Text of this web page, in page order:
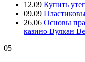
12.09 Купить
09.09
26.06 Основы
казино Вулкан
05